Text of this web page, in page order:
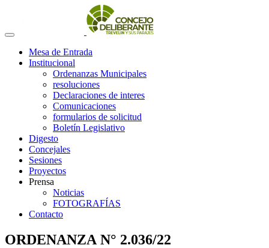
Mesa de Entrada
Institucional
Ordenanzas Municipales
resoluciones
Declaraciones de interes
Comunicaciones
formularios de solicitud
Boletín Legislativo
Digesto
Concejales
Sesiones
Proyectos
Prensa
Noticias
FOTOGRAFÍAS
Contacto
ORDENANZA N° 2.036/22